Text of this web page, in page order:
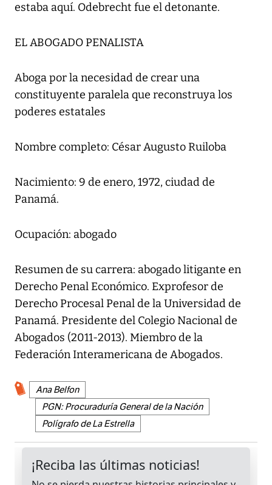
estaba aquí. Odebrecht fue el detonante.
EL ABOGADO PENALISTA
Aboga por la necesidad de crear una
constituyente paralela que reconstruya los
poderes estatales
Nombre completo: César Augusto Ruiloba
Nacimiento: 9 de enero, 1972, ciudad de
Panamá.
Ocupación: abogado
Resumen de su carrera: abogado litigante en
Derecho Penal Económico. Exprofesor de
Derecho Procesal Penal de la Universidad de
Panamá. Presidente del Colegio Nacional de
Abogados (2011-2013). Miembro de la
Federación Interamericana de Abogados.
Ana Belfon
PGN: Procuraduría General de la Nación
Polígrafo de La Estrella